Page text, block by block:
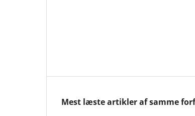
Mest læste artikler af samme